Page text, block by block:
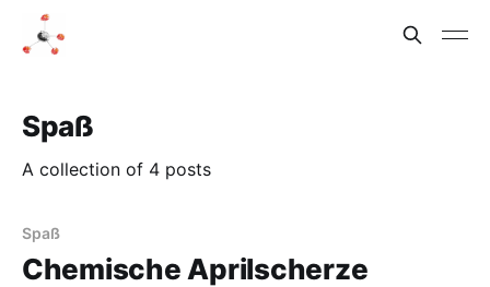
Spaß
A collection of 4 posts
Spaß
Chemische Aprilscherze